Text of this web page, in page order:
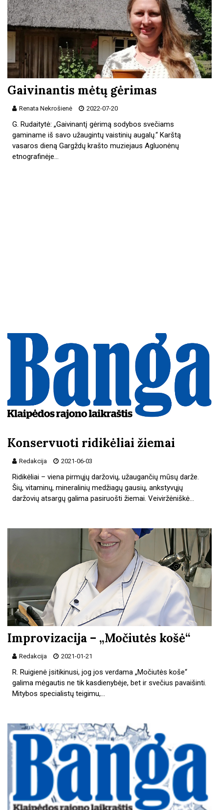
Gaivinantis mėtų gėrimas
Renata Nekrošienė 2022-07-20
G. Rudaitytė: „Gaivinantį gėrimą sodybos svečiams
gaminame iš savo užaugintų vaistinių augalų.“ Karštą
vasaros dieną Gargždų krašto muziejaus Agluonėnų
etnografinėje…
Konservuoti ridikėliai žiemai
Redakcija 2021-06-03
Ridikėliai – viena pirmųjų daržovių, užaugančių mūsų darže.
Šių, vitaminų, mineralinių medžiagų gausių, ankstyvųjų
daržovių atsargų galima pasiruošti žiemai. Veiviržėniškė…
Improvizacija – „Močiutės košė“
Redakcija 2021-01-21
R. Ruigienė įsitikinusi, jog jos verdama „Močiutės koše“
galima mėgautis ne tik kasdienybėje, bet ir svečius pavaišinti.
Mitybos specialistų teigimu,…